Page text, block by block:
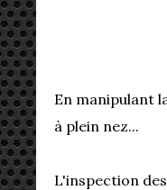
En manipulant
à plein nez...
L'inspection